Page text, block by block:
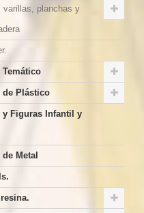
varillas, planchas y
de Plástico
y Figuras Infantil y
Metal